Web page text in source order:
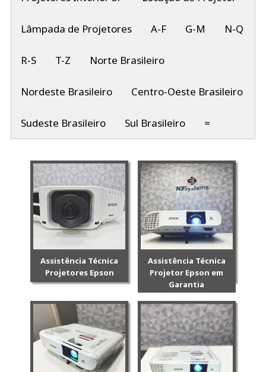
Lâmpada de Projetores A-F G-M N-Q
R-S T-Z Norte Brasileiro
Nordeste Brasileiro Centro-Oeste Brasileiro
Sudeste Brasileiro Sul Brasileiro =
Assistência Técnica
Projetores Epson
Assistência Técnica
Projetor Epson em
Garantia